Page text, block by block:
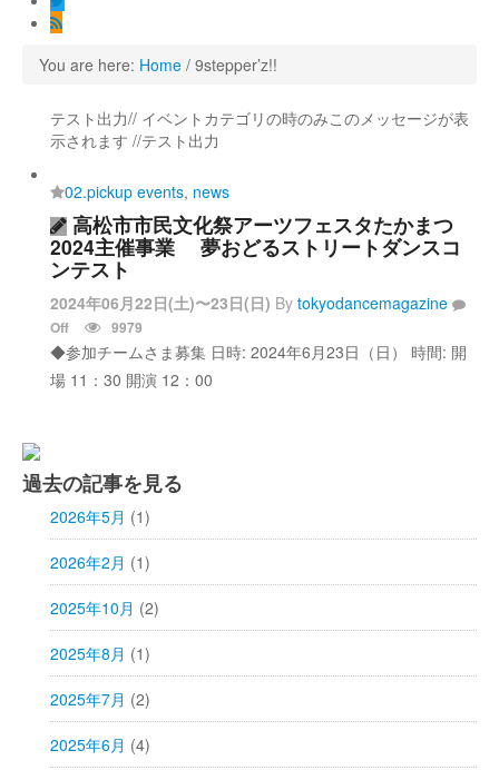
You are here: Home / 9stepper’z!!
テスト出力// イベントカテゴリの時のみこのメッセージが表
示されます //テスト出力
02.pickup events, news
高松市市民文化祭アーツフェスタたかまつ
2024主催事業 夢おどるストリートダンスコ
ンテスト
2024年06月22日(土)〜23日(日) By tokyodancemagazine
Off 9979
◆参加チームさま募集 日時: 2024年6月23日（日） 時間: 開
場 11：30 開演 12：00
過去の記事を見る
2026年5月 (1)
2026年2月 (1)
2025年10月 (2)
2025年8月 (1)
2025年7月 (2)
2025年6月 (4)